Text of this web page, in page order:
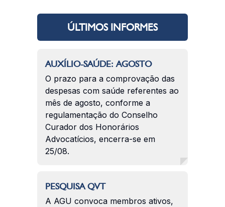
ÚLTIMOS INFORMES
AUXÍLIO-SAÚDE: AGOSTO
O prazo para a comprovação das
despesas com saúde referentes ao
mês de agosto, conforme a
regulamentação do Conselho
Curador dos Honorários
Advocatícios, encerra-se em
25/08.
PESQUISA QVT
A AGU convoca membros ativos,